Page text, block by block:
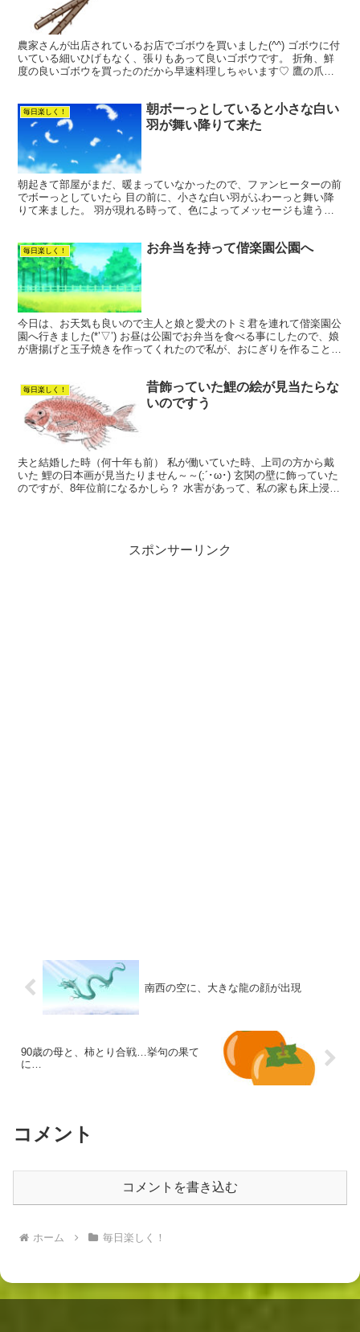
農家さんが出店されているお店でゴボウを買いました(^^) ゴボウに付
いている細いひげもなく、張りもあって良いゴボウです。 折角、鮮
度の良いゴボウを買ったのだから早速料理しちゃいます♡ 鷹の爪も
毎日楽しく！
朝ボーっとしていると小さな白い
羽が舞い降りて来た
朝起きて部屋がまだ、暖まっていなかったので、ファンヒーターの前
でボーっとしていたら 目の前に、小さな白い羽がふわーっと舞い降
りて来ました。 羽が現れる時って、色によってメッセージも違うっ
毎日楽しく！ お弁当を持って偕楽園公園へ
今日は、お天気も良いので主人と娘と愛犬のトミ君を連れて偕楽園公
園へ行きました(*’▽’) お昼は公園でお弁当を食べる事にしたので、娘
が唐揚げと玉子焼きを作ってくれたので私が、おにぎりを作ることに
毎日楽しく！
昔飾っていた鯉の絵が見当たらな
いのですう
夫と結婚した時（何十年も前） 私が働いていた時、上司の方から戴
いた 鯉の日本画が見当たりません～～(;´･ω･) 玄関の壁に飾っていた
のですが、8年位前になるかしら？ 水害があって、私の家も床上浸水
スポンサーリンク
南西の空に、大きな龍の顔が出現
90歳の母と、柿とり合戦…挙句の果て
に…
コメント
コメントを書き込む
ホーム 毎日楽しく！